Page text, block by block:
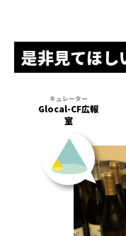
是非見てほし
Glocal-CF広報
室